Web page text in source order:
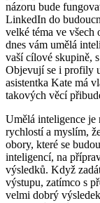
názoru bude
LinkedIn do
velké téma ve
dnes vám umělá
vaší cílové skupině,
Objevují se i profily
asistentka Kate má
takových věcí
Umělá inteligence
rychlostí a myslím,
obory, které se
inteligencí, na
výsledků. Když
výstupu, zatímco s
velmi dobrý